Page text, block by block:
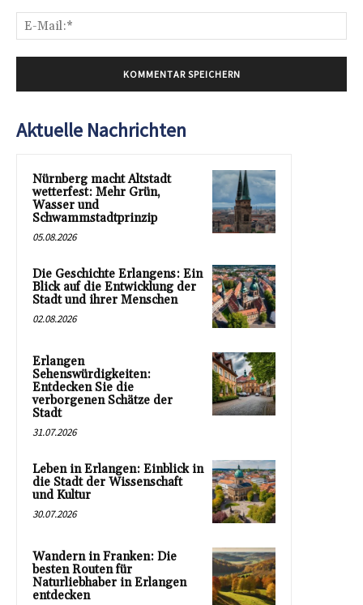
Aktuelle Nachrichten
Nürnberg macht Altstadt
wetterfest: Mehr Grün,
Wasser und
Schwammstadtprinzip
05.08.2026
Die Geschichte Erlangens: Ein
Blick auf die Entwicklung der
Stadt und ihrer Menschen
02.08.2026
Erlangen
Sehenswürdigkeiten:
Entdecken Sie die
verborgenen Schätze der
Stadt
31.07.2026
Leben in Erlangen: Einblick in
die Stadt der Wissenschaft
und Kultur
30.07.2026
Wandern in Franken: Die
besten Routen für
Naturliebhaber in Erlangen
entdecken